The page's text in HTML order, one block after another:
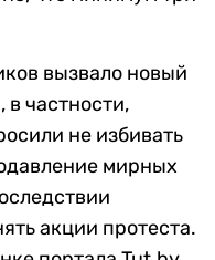
вызвало новый
частности,
не избивать
мирных
акции протеста.